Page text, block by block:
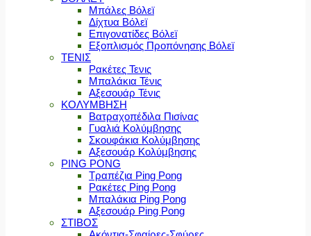
Μπάλες Βόλεϊ
Δίχτυα Βόλεϊ
Επιγονατίδες Βόλεϊ
Εξοπλισμός Προπόνησης Βόλεϊ
ΤΕΝΙΣ
Ρακέτες Τενις
Μπαλάκια Τένις
Αξεσουάρ Τένις
ΚΟΛΥΜΒΗΣΗ
Βατραχοπέδιλα Πισίνας
Γυαλιά Κολύμβησης
Σκουφάκια Κολύμβησης
Αξεσουάρ Κολύμβησης
PING PONG
Τραπέζια Ping Pong
Ρακέτες Ping Pong
Μπαλάκια Ping Pong
Αξεσουάρ Ping Pong
ΣΤΙΒΟΣ